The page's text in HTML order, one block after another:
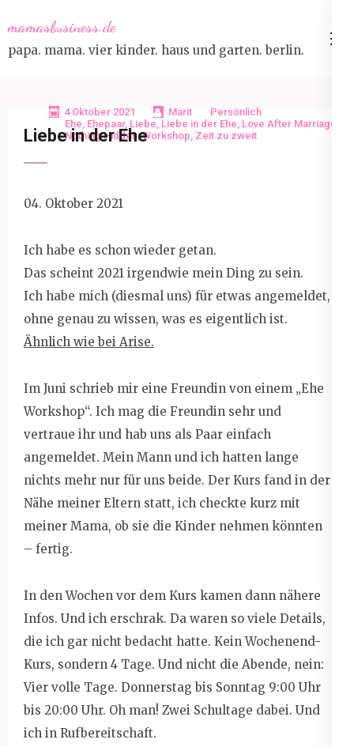
to
content
mamasbusiness.de
papa. mama. vier kinder. haus und garten. berlin.
4 Oktober 2021 Marit
Persönlich
Ehe, Ehepaar, Liebe, Liebe in der Ehe, Love After Marriage
Nothing Hidden,Workshop, Zeit zu zweit
Liebe in der Ehe
04. Oktober 2021
Ich habe es schon wieder getan.
Das scheint 2021 irgendwie mein Ding zu sein.
Ich habe mich (diesmal uns) für etwas angemeldet,
ohne genau zu wissen, was es eigentlich ist.
Ähnlich wie bei Arise.
Im Juni schrieb mir eine Freundin von einem „Ehe
Workshop“. Ich mag die Freundin sehr und
vertraue ihr und hab uns als Paar einfach
angemeldet. Mein Mann und ich hatten lange
nichts mehr nur für uns beide. Der Kurs fand in der
Nähe meiner Eltern statt, ich checkte kurz mit
meiner Mama, ob sie die Kinder nehmen könnten
– fertig.
In den Wochen vor dem Kurs kamen dann nähere
Infos. Und ich erschrak. Da waren so viele Details,
die ich gar nicht bedacht hatte. Kein Wochenend-
Kurs, sondern 4 Tage. Und nicht die Abende, nein:
Vier volle Tage. Donnerstag bis Sonntag 9:00 Uhr
bis 20:00 Uhr. Oh man! Zwei Schultage dabei. Und
ich in Rufbereitschaft.